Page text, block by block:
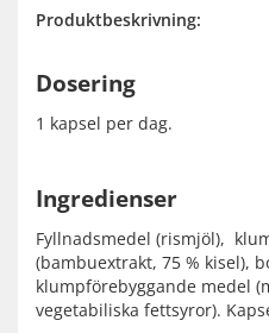
Produktbeskrivning:
Dosering
1 kapsel per dag.
Ingredienser
Fyllnadsmedel (rismjöl),
(bambuextrakt, 75 % kisel),
klumpförebyggande medel
vegetabiliska fettsyror).